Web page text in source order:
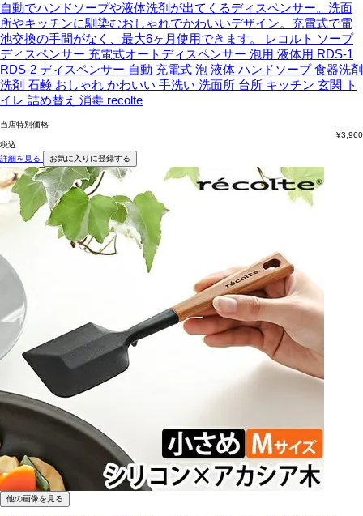
自動でハンドソープや液体洗剤が出てくるディスペンサー。洗面
所やキッチンに馴染むおしゃれでかわいいデザイン。充電式で電
池交換の手間がなく、最大6ヶ月使用できます。
レコルト ソープ
ディスペンサー 充電式オートディスペンサー 泡用 液体用 RDS-1
RDS-2 ディスペンサー 自動 充電式 泡 液体 ハンドソープ 食器洗剤
洗剤 石鹸 おしゃれ かわいい 手洗い 洗面所 台所 キッチン 玄関 ト
イレ 詰め替え 消毒 recolte
当店特別価格
¥3,960
税込
詳細を見る
お気に入りに登録する
他の画像を見る